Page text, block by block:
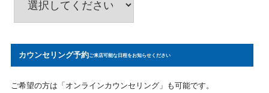
カウンセリング予約ご来店可能な日程をお知らせください
ご希望の方は「オンラインカウンセリング」も可能です。